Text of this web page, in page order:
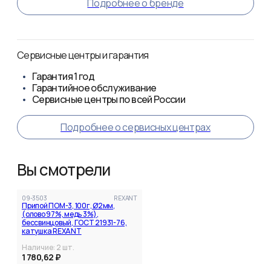
Подробнее о бренде
Сервисные центры и гарантия
Гарантия1 год
Гарантийное обслуживание
Сервисные центры по всей России
Подробнее о сервисных центрах
Вы смотрели
09-3503 REXANT
Припой ПОМ-3, 100г, Ø2мм,
(олово 97%, медь 3%),
бессвинцовый, ГОСТ 21931-76,
катушка REXANT
Наличие: 2 шт.
1 780,62 ₽